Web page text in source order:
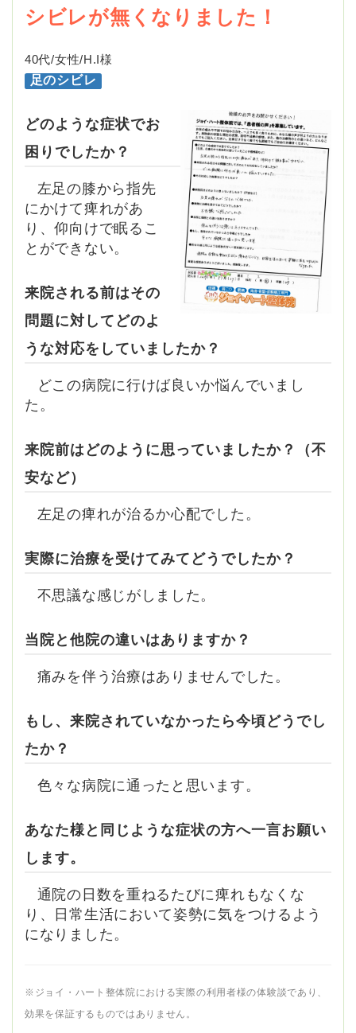
シビレが無くなりました！
40代/女性/H.I様
足のシビレ
どのような症状でお
困りでしたか？
左足の膝から指先
にかけて痺れがあ
り、仰向けで眠るこ
とができない。
来院される前はその
問題に対してどのよ
うな対応をしていましたか？
どこの病院に行けば良いか悩んでいまし
た。
来院前はどのように思っていましたか？（不
安など）
左足の痺れが治るか心配でした。
実際に治療を受けてみてどうでしたか？
不思議な感じがしました。
当院と他院の違いはありますか？
痛みを伴う治療はありませんでした。
もし、来院されていなかったら今頃どうでし
たか？
色々な病院に通ったと思います。
あなた様と同じような症状の方へ一言お願い
します。
通院の日数を重ねるたびに痺れもなくな
り、日常生活において姿勢に気をつけるよう
になりました。
※ジョイ・ハート整体院における実際の利用者様の体験談であり、
効果を保証するものではありません。